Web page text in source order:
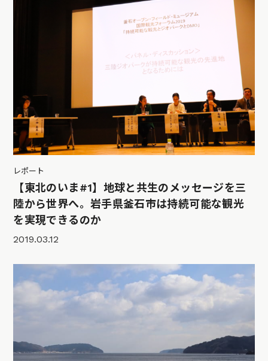
レポート
【東北のいま#1】地球と共生のメッセージを三
陸から世界へ。岩手県釜石市は持続可能な観光
を実現できるのか
2019.03.12